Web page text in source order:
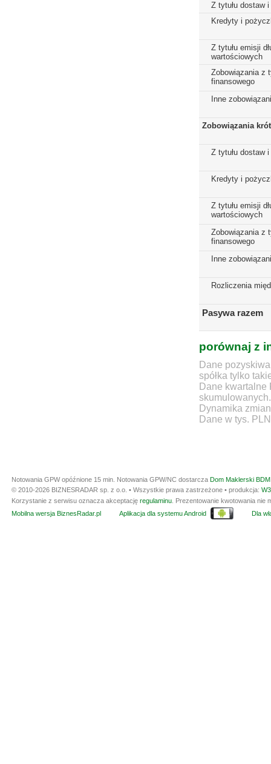
Z tytułu dostaw i
Kredyty i
Z tytułu emisji
wartościowych
Zobowiązania z
finansowego
Inne
Zobowiązania
Z tytułu dostaw i
Kredyty i
Z tytułu emisji
wartościowych
Zobowiązania z
finansowego
Inne
Rozliczenia
Pasywa razem
porównaj z
Dane
spółka tylko
Dane
skumulowanych.
Dynamika
Dane w tys. PLN
Notowania GPW opóźnione 15 min. Notowania GPW/NC dostarcza Dom Maklerski
© 2010-2026 BIZNESRADAR sp. z o.o. • Wszystkie prawa zastrzeżone • produkcja:
Korzystanie z serwisu oznacza akceptację regulaminu . Prezentowanie kwotowania
Mobilna wersja BiznesRadar.pl
Aplikacja dla systemu Android Dla